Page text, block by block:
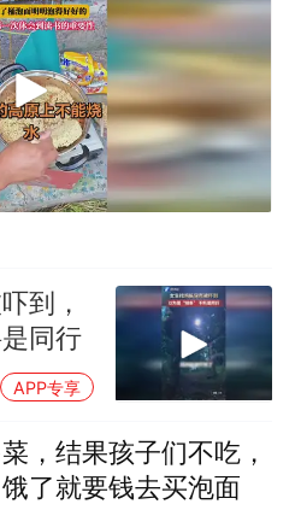
到，
同行
APP专享
，结果孩子们不吃，
了就要钱去买泡面